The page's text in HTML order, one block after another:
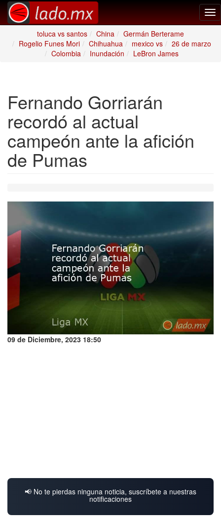
toluca vs santos
China
Germán Berterame
Rogelio Funes Mori
Chihuahua mexico vs
26 de marzo
Colombia
Inundación LeBron James
Fernando Gorriarán
recordó al actual
campeón ante la afición
de Pumas
09 de Diciembre, 2023 18:50
📢 No te pierdas ninguna noticia, suscríbete a nuestras
notificaciones